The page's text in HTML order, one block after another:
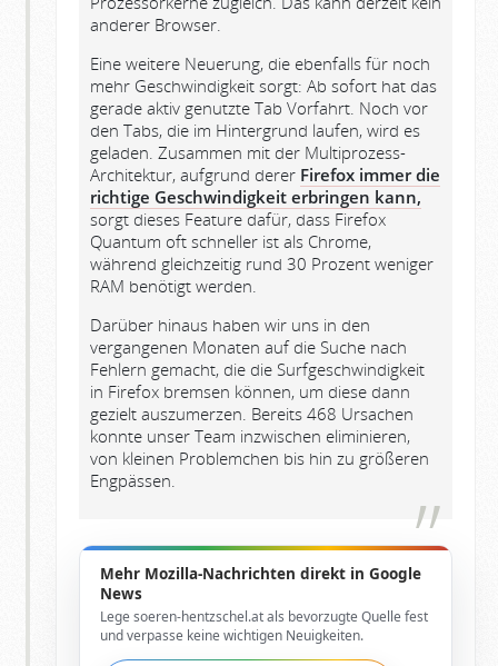
anderer Browser.
Eine weitere Neuerung, die ebenfalls für noch
mehr Geschwindigkeit sorgt: Ab sofort hat das
gerade aktiv genutzte Tab Vorfahrt. Noch vor
den Tabs, die im Hintergrund laufen, wird es
geladen. Zusammen mit der Multiprozess-
Architektur, aufgrund derer Firefox immer die
richtige Geschwindigkeit erbringen kann,
sorgt dieses Feature dafür, dass Firefox
Quantum oft schneller ist als Chrome,
während gleichzeitig rund 30 Prozent weniger
RAM benötigt werden.
Darüber hinaus haben wir uns in den
vergangenen Monaten auf die Suche nach
Fehlern gemacht, die die Surfgeschwindigkeit
in Firefox bremsen können, um diese dann
gezielt auszumerzen. Bereits 468 Ursachen
konnte unser Team inzwischen eliminieren,
von kleinen Problemchen bis hin zu größeren
Engpässen.
Mehr Mozilla-Nachrichten direkt in Google
News
Lege soeren-hentzschel.at als bevorzugte Quelle fest
und verpasse keine wichtigen Neuigkeiten.